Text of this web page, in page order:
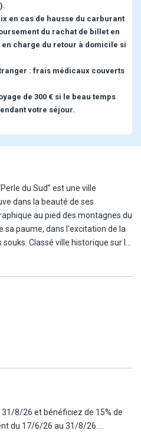
en cas de hausse du carburant
du rachat de billet en
charge du retour à domicile si
: frais médicaux couverts
de 300 € si le beau temps
votre séjour.
du Sud” est une ville
dans la beauté de ses
au pied des montagnes du
sa paume, dans l'excitation de la
Classé ville historique sur la
possède de nombreux
toujours fasciné ses visiteurs
sa «vieille ville» dans ses
ne peut laisser personne
des jardins...
décoration traditionnelle et
8/26 et bénéficiez de 15% de
du 17/6/26 au 31/8/26.